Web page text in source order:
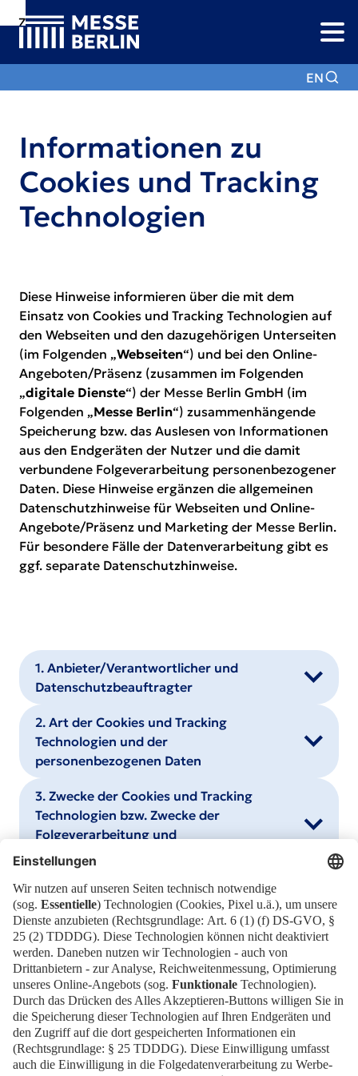
Zur
Navigation
Zur
Suche
Zum
Hauptinhalt
EN
Informationen zu
Cookies und Tracking
Technologien
Diese Hinweise informieren über die mit dem
Einsatz von Cookies und Tracking Technologien auf
den Webseiten und den dazugehörigen Unterseiten
(im Folgenden „Webseiten“) und bei den Online-
Angeboten/Präsenz (zusammen im Folgenden
„digitale Dienste“) der Messe Berlin GmbH (im
Folgenden „Messe Berlin“) zusammenhängende
Speicherung bzw. das Auslesen von Informationen
aus den Endgeräten der Nutzer und die damit
verbundene Folgeverarbeitung personenbezogener
Daten. Diese Hinweise ergänzen dieallgemeinen
Datenschutzhinweise für Webseiten und Online-
Angebote/Präsenz und Marketing der Messe Berlin.
Für besondere Fälle der Datenverarbeitung gibt es
ggf. separate Datenschutzhinweise.
1. Anbieter/Verantwortlicher und
Datenschutzbeauftragter
2. Art der Cookies und Tracking
Technologien und der
personenbezogenen Daten
3. Zwecke der Cookies und Tracking
Technologien bzw. Zwecke der
Folgeverarbeitung und
Rechtsgrundlagen
4. Kategorien der Empfänger und
Datenübermittlung in Drittländer
5. Speicherdauer
6. Rechte